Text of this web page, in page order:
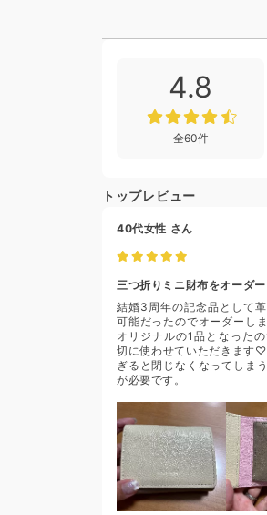
4.8
全60件
トップレビュー
40代女性 さん
三つ折りミニ財布をオーダー
結婚3周年の記念品として
可能だったのでオーダーし
オリジナルの1品となった
切に使わせていただきます
ぎると閉じなくなってしま
が必要です。